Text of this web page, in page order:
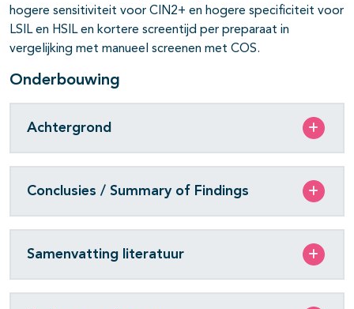
hogere sensitiviteit voor CIN2+ en hogere specificiteit voor
LSIL en HSIL en kortere screentijd per preparaat in
vergelijking met manueel screenen met COS.
Onderbouwing
Achtergrond
Conclusies / Summary of Findings
Samenvatting literatuur